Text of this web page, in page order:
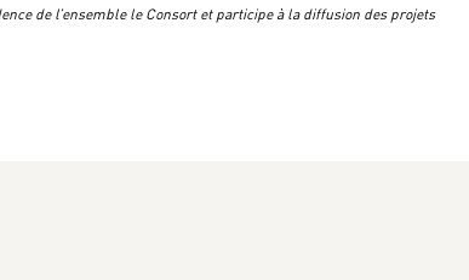
de l’ensemble le Consort et participe à la diffusion des projets